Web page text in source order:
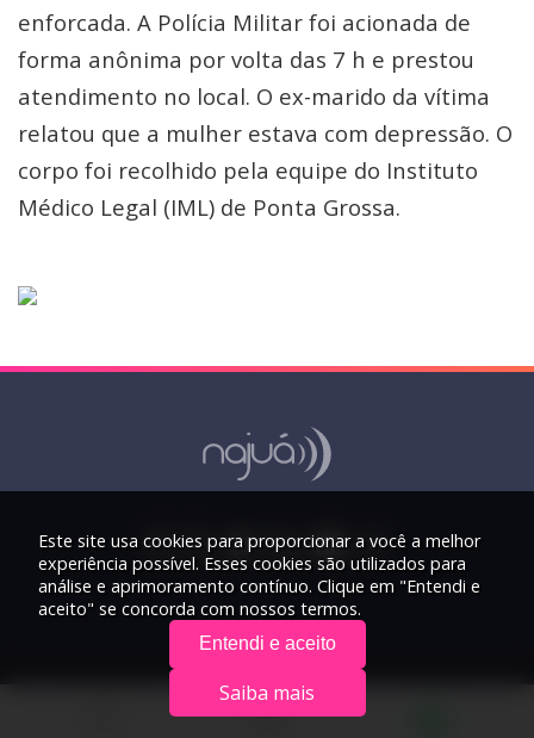
enforcada. A Polícia Militar foi acionada de
forma anônima por volta das 7 h e prestou
atendimento no local. O ex-marido da vítima
relatou que a mulher estava com depressão. O
corpo foi recolhido pela equipe do Instituto
Médico Legal (IML) de Ponta Grossa.
© 2026 Rádio Najuá - Todos os direitos reservados.
Este site usa cookies para proporcionar a você a melhor
experiência possível. Esses cookies são utilizados para
análise e aprimoramento contínuo. Clique em "Entendi e
aceito" se concorda com nossos termos.
Entendi e aceito
Saiba mais